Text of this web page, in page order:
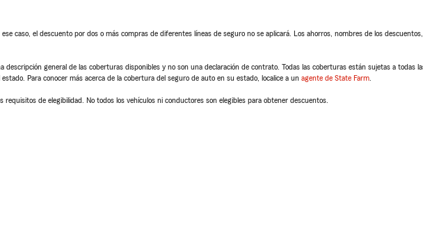
caso, el descuento por dos o más compras de diferentes líneas de seguro no se aplicará. Los ahorros, nombres de los
general de las coberturas disponibles y no son una declaración de contrato. Todas las coberturas están sujetas a todas
Para conocer más acerca de la cobertura del seguro de auto en su estado, localice a un agente de State Farm
de elegibilidad. No todos los vehículos ni conductores son elegibles para obtener descuentos.